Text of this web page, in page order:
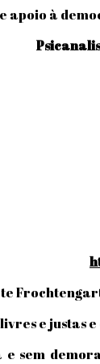
apoio à
e
sem